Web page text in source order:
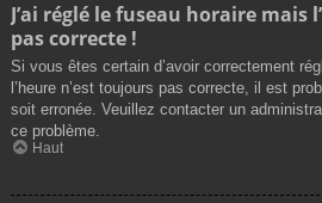
J’ai réglé le fuseau horaire mais
pas correcte !
Si vous êtes certain d’avoir correctement
l’heure n’est toujours pas correcte, il est
soit erronée. Veuillez contacter un
ce problème.
Haut